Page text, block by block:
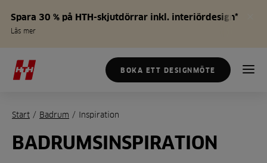
Spara 30 % på HTH-skjutdörrar inkl. interiördesign*
Läs mer
BOKA ETT DESIGNMÖTE
Start / Badrum / Inspiration
BADRUMSINSPIRATION